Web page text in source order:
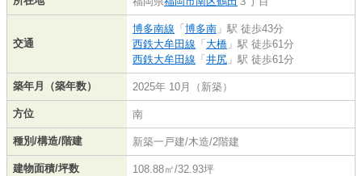
交通
博多南線 「 博多南 」駅 徒歩43分
西鉄大牟田線 「 大橋 」駅 徒歩61分
西鉄大牟田線 「 井尻 」駅 徒歩61分
築年月（築年数） 2025年 10月（新築）
方位 南
種別/構造/階建 新築一戸建/木造/2階建
建物面積/坪数 108.88㎡/32.93坪